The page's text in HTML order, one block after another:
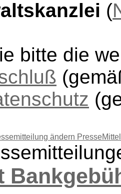
(
bitte die
ändern